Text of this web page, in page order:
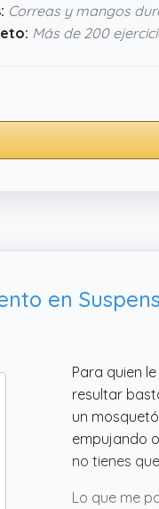
Correas y mangos
Más de 200
Para quien
resultar
un
empujando
no tienes
Lo que me